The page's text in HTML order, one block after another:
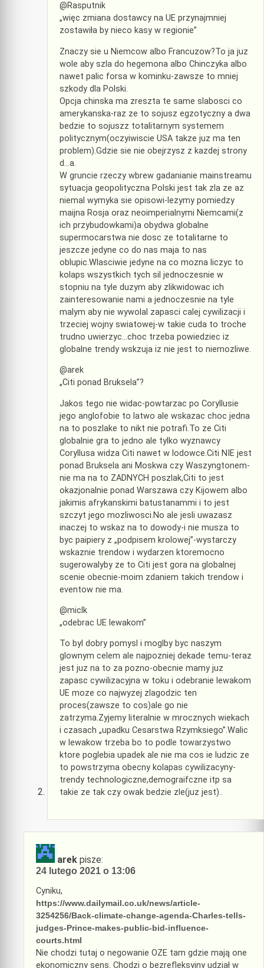
@Rasputnik
„więc zmiana dostawcy na UE przynajmniej
zostawiła by nieco kasy w regionie”
Znaczy sie u Niemcow albo Francuzow?To ja juz
wole aby szla do hegemona albo Chinczyka albo
nawet palic forsa w kominku-zawsze to mniej
szkody dla Polski.
Opcja chinska ma zreszta te same slabosci co
amerykanska-raz ze to sojusz egzotyczny a dwa
bedzie to sojuszz totalitarnym systemem
politycznym(oczyiwiscie USA takze juz ma ten
problem).Gdzie sie nie obejrzysz z kazdej strony
d…a.
W gruncie rzeczy wbrew gadanianie mainstreamu
sytuacja geopolityczna Polski jest tak zla ze az
niemal wymyka sie opisowi-lezymy pomiedzy
maijna Rosja oraz neoimperialnymi Niemcami(z
ich przybudowkami)a obydwa globalne
supermocarstwa nie dosc ze totalitarne to
jeszcze jedyne co do nas maja to nas
oblupic.Wlasciwie jedyne na co mozna liczyc to
kolaps wszystkich tych sil jednoczesnie w
stopniu na tyle duzym aby zlikwidowac ich
zainteresowanie nami a jednoczesnie na tyle
malym aby nie wywolal zapasci calej cywilizacji i
trzeciej wojny swiatowej-w takie cuda to troche
trudno uwierzyc…choc trzeba powiedziec iz
globalne trendy wskzuja iz nie jest to niemozliwe.
@arek
„Citi ponad Bruksela”?
Jakos tego nie widac-powtarzac po Coryllusie
jego anglofobie to latwo ale wskazac choc jedna
na to poszlake to nikt nie potrafi.To ze Citi
globalnie gra to jedno ale tylko wyznawcy
Coryllusa widza Citi nawet w lodowce.Citi NIE jest
ponad Bruksela ani Moskwa czy Waszyngtonem-
nie ma na to ZADNYCH poszlak,Citi to jest
okazjonalnie ponad Warszawa czy Kijowem albo
jakimis afrykanskimi batustanammi i to jest
szczyt jego mozliwosci.No ale jesli uwazasz
inaczej to wskaz na to dowody-i nie musza to
byc paipiery z „podpisem krolowej”-wystarczy
wskaznie trendow i wydarzen ktoremocno
sugerowalyby ze to Citi jest gora na globalnej
scenie obecnie-moim zdaniem takich trendow i
eventow nie ma.
@miclk
„odebrac UE lewakom”
To byl dobry pomysl i moglby byc naszym
glownym celem ale najpozniej dekade temu-teraz
jest juz na to za pozno-obecnie mamy juz
zapasc cywilizacyjna w toku i odebranie lewakom
UE moze co najwyzej zlagodzic ten
proces(zawsze to cos)ale go nie
zatrzyma.Zyjemy literalnie w mrocznych wiekach
i czasach „upadku Cesarstwa Rzymksiego”.Walic
w lewakow trzeba bo to podle towarzystwo
ktore poglebia upadek ale nie ma cos ie ludzic ze
to powstrzyma obecny kolapas cywilizacyny-
trendy technologiczne,demograifczne itp sa
takie ze tak czy owak bedzie zle(juz jest)..
arek pisze:
24 lutego 2021 o 13:06
Cyniku,
https://www.dailymail.co.uk/news/article-
3254256/Back-climate-change-agenda-Charles-tells-
judges-Prince-makes-public-bid-influence-
courts.html
Nie chodzi tutaj o negowanie OZE tam gdzie mają one
ekonomiczny sens. Chodzi o bezrefleksyjny udział w